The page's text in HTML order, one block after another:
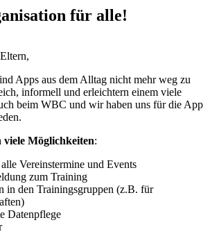
für alle!
Apps aus dem Alltag nicht mehr weg zu
informell und erleichtern einem viele
beim WBC und wir haben uns für die App
viele Möglichkeiten:
Vereinstermine und Events
zum Training
in den Trainingsgruppen (z.B. für
Datenpflege